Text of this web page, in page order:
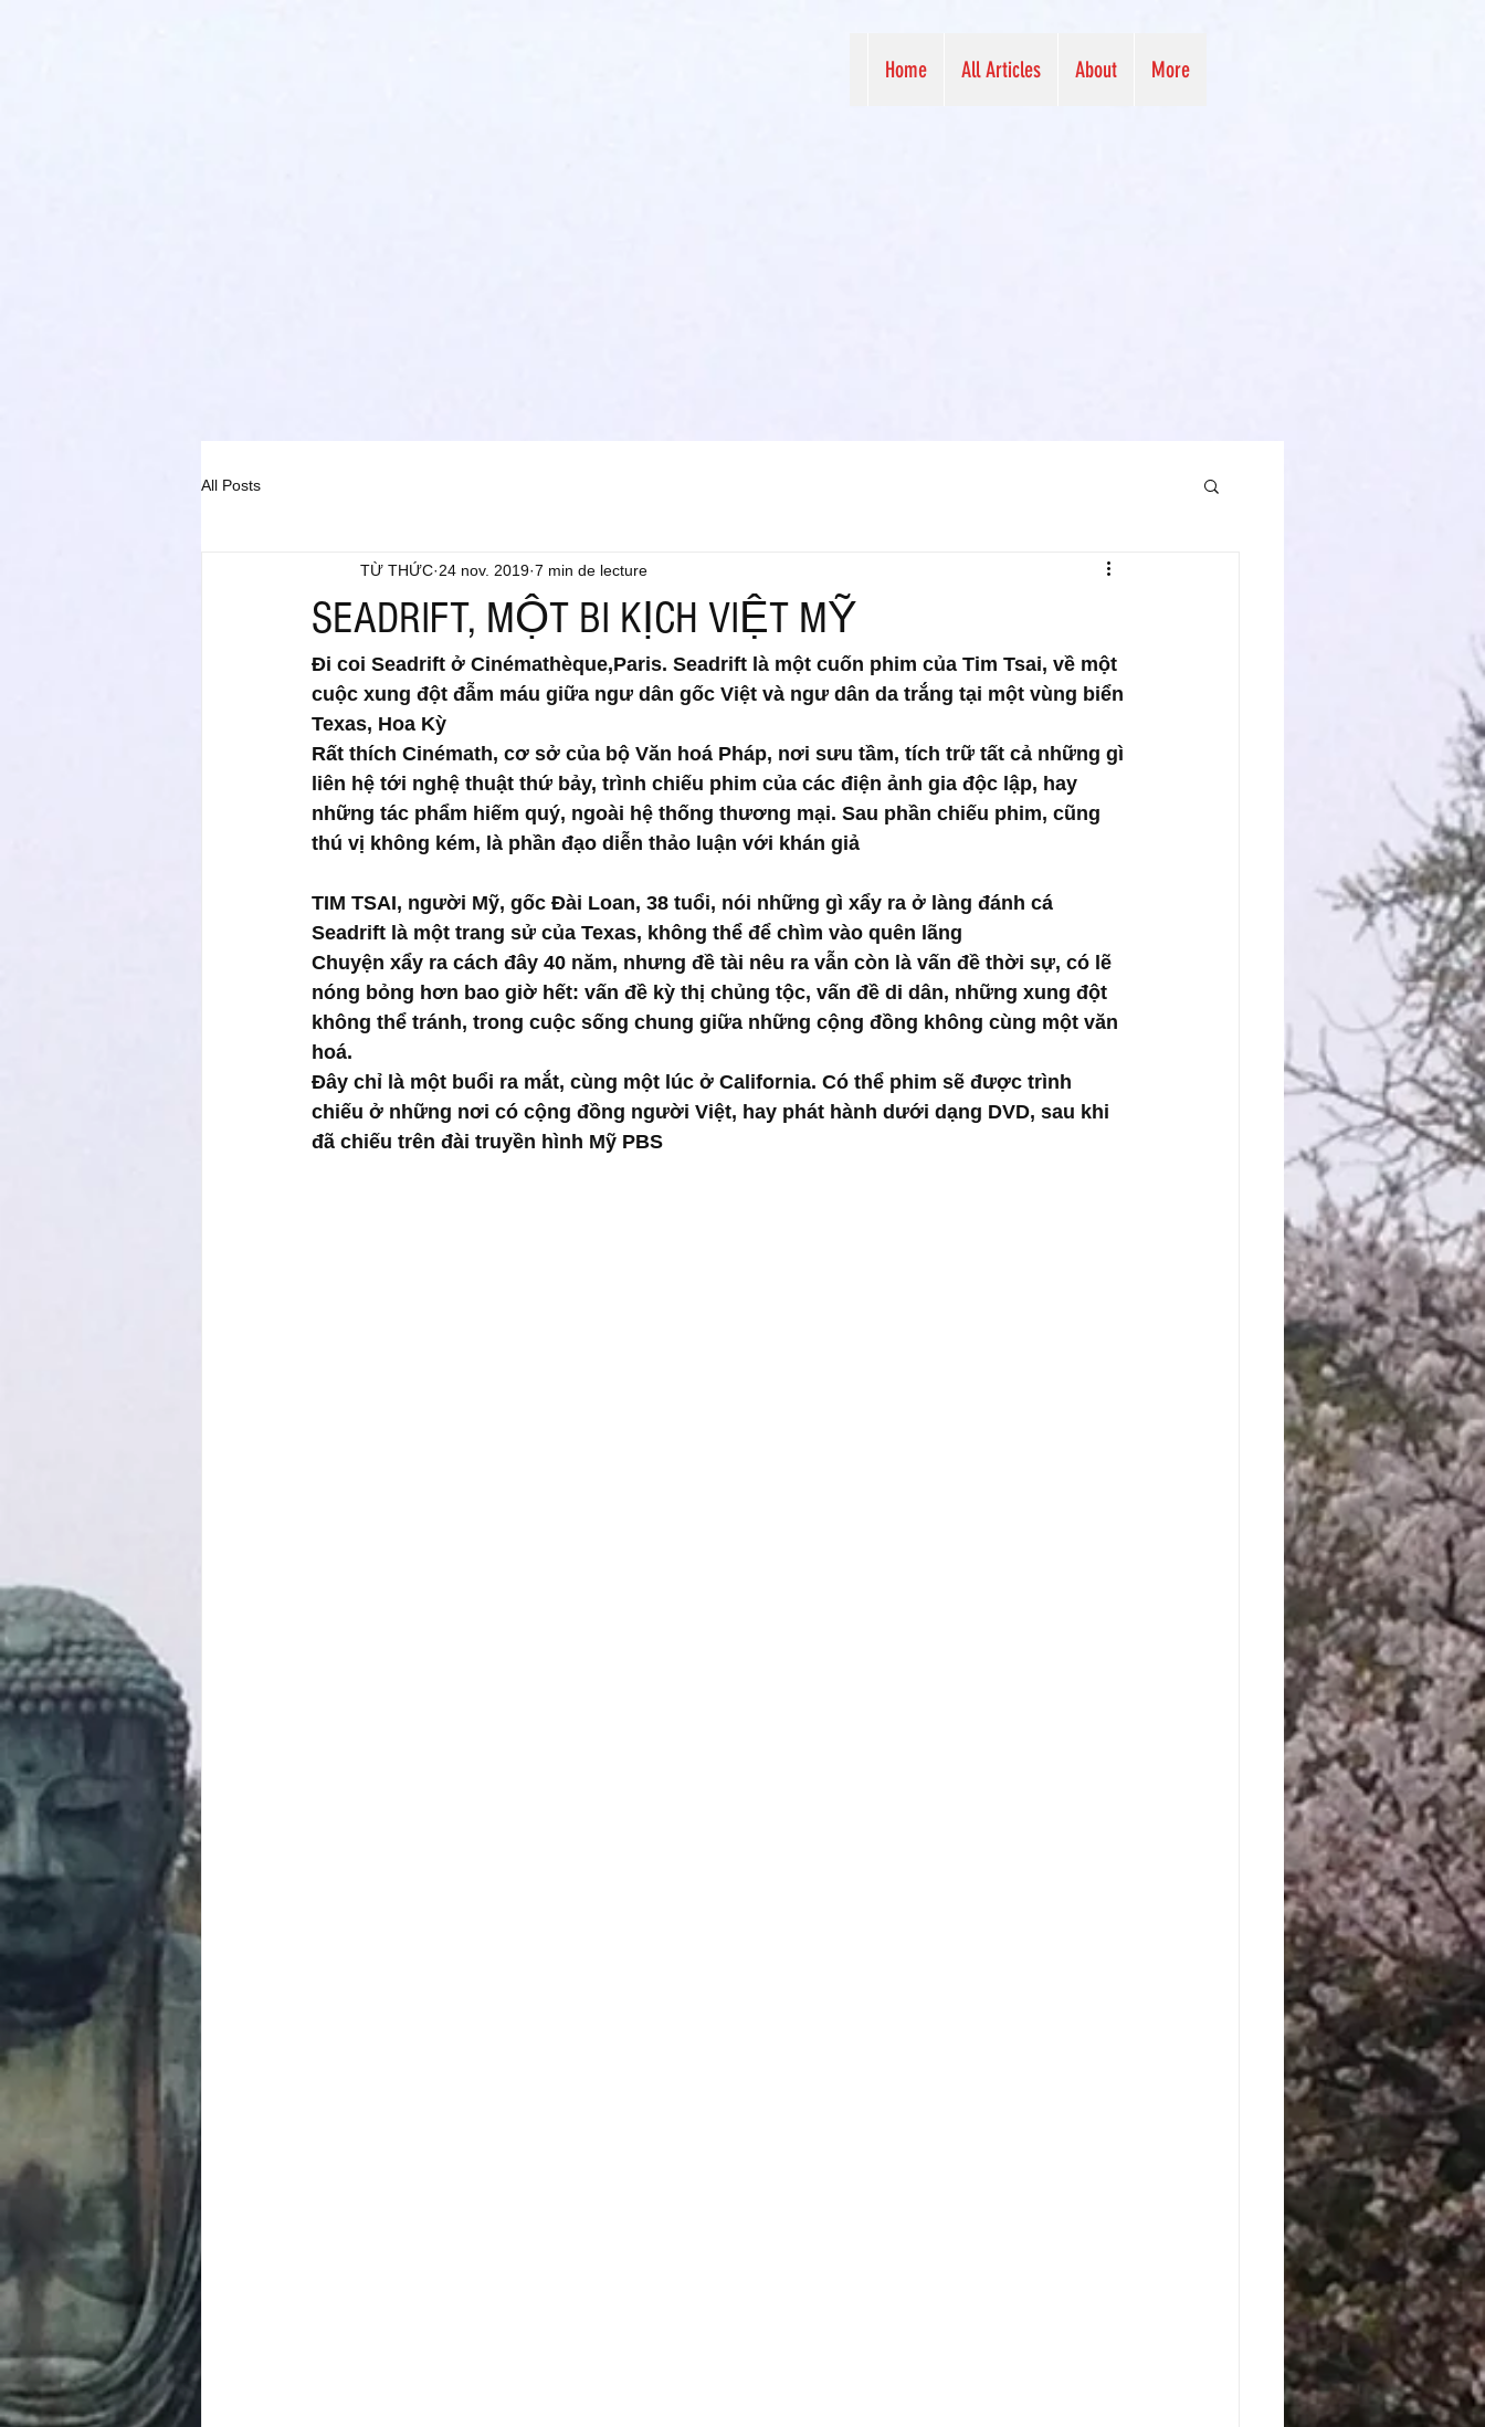
Home All Articles About More
All Posts
SEADRIFT, MỘT BI KỊCH VIỆT MỸ
TỪ THỨC 24 nov. 2019 7 min de lecture
Đi coi Seadrift ở Cinémathèque,Paris. Seadrift là một cuốn phim của Tim Tsai, về một
cuộc xung đột đẫm máu giữa ngư dân gốc Việt và ngư dân da trắng tại một vùng biển
Texas, Hoa Kỳ
Rất thích Cinémath, cơ sở của bộ Văn hoá Pháp, nơi sưu tầm, tích trữ tất cả những gì
liên hệ tới nghệ thuật thứ bảy, trình chiếu phim của các điện ảnh gia độc lập, hay
những tác phẩm hiếm quý, ngoài hệ thống thương mại. Sau phần chiếu phim, cũng
thú vị không kém, là phần đạo diễn thảo luận với khán giả
TIM TSAI, người Mỹ, gốc Đài Loan, 38 tuổi, nói những gì xẩy ra ở làng đánh cá
Seadrift là một trang sử của Texas, không thể để chìm vào quên lãng
Chuyện xẩy ra cách đây 40 năm, nhưng đề tài nêu ra vẫn còn là vấn đề thời sự, có lẽ
nóng bỏng hơn bao giờ hết: vấn đề kỳ thị chủng tộc, vấn đề di dân, những xung đột
không thể tránh, trong cuộc sống chung giữa những cộng đồng không cùng một văn
hoá.
Đây chỉ là một buổi ra mắt, cùng một lúc ở California. Có thể phim sẽ được trình
chiếu ở những nơi có cộng đồng người Việt, hay phát hành dưới dạng DVD, sau khi
đã chiếu trên đài truyền hình Mỹ PBS